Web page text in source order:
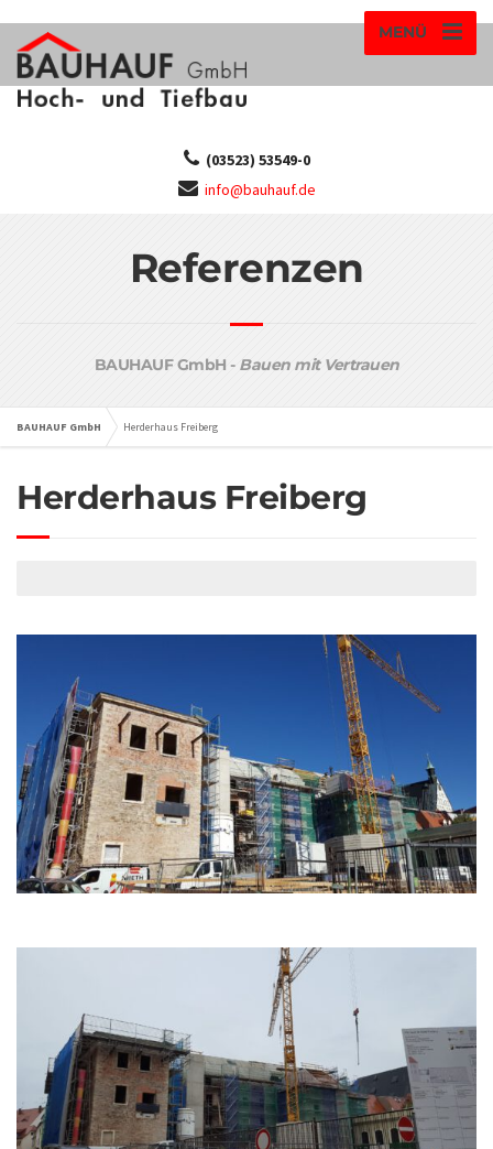
MENÜ
(03523) 53549-0
info@bauhauf.de
Referenzen
BAUHAUF GmbH - Bauen mit Vertrauen
BAUHAUF GmbH Herderhaus Freiberg
Herderhaus Freiberg